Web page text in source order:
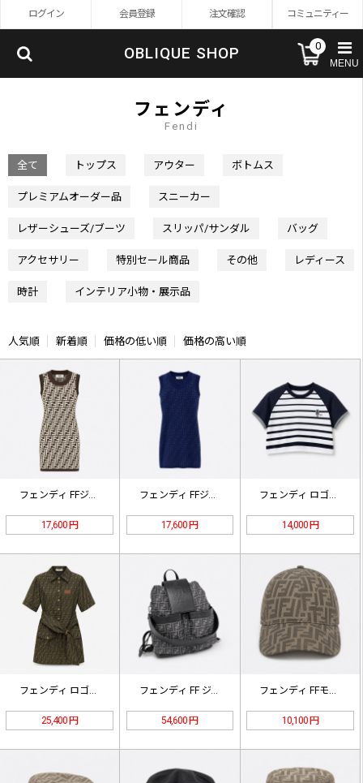
ログイン 会員登録 注文確認 コミュニティー
OBLIQUE SHOP 0
MENU
フェンディ
Fendi
全て トップス アウター ボトムス
プレミアムオーダー品 スニーカー
レザーシューズ/ブーツ スリッパ/サンダル バッグ
アクセサリー 特別セール商品 その他 レディース
時計 インテリア小物・展示品
人気順 新着順 価格の低い順 価格の高い順
フェンディ FFジャカード ニットタ…
17,600 円
フェンディ FFジャカード ニットタ…
17,600 円
フェンディ ロゴ刺繍 ボーダー Tシ…
14,000 円
フェンディ ロゴ刺繍 ロゴグラフィッ…
25,400 円
フェンディ FF ジャカード バック…
54,600 円 10,100 円